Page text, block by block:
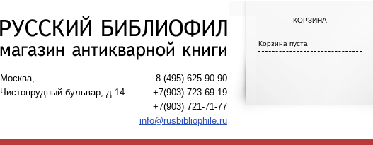
Москва,
Чистопрудный бульвар, д.14
8 (495) 625-90-90
+7(903) 723-69-19
+7(903) 721-71-77
info@rusbibliophile.ru
КОРЗИНА
Корзина пуста